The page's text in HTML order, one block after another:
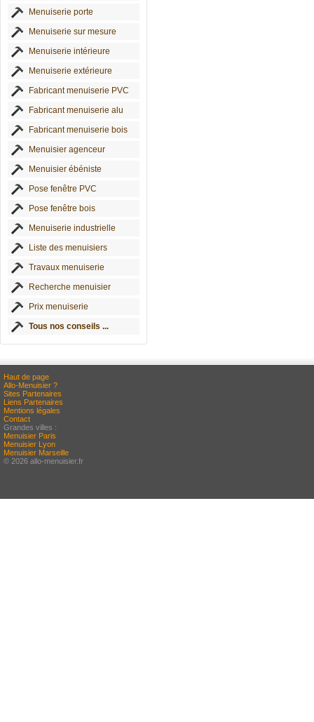
Menuiserie porte
Menuiserie sur mesure
Menuiserie intérieure
Menuiserie extérieure
Fabricant menuiserie PVC
Fabricant menuiserie alu
Fabricant menuiserie bois
Menuisier agenceur
Menuisier ébéniste
Pose fenêtre PVC
Pose fenêtre bois
Menuiserie industrielle
Liste des menuisiers
Travaux menuiserie
Recherche menuisier
Prix menuiserie
Tous nos conseils ...
Haut de page
Allo-Menuisier ?
Sites Partenaires
Liens Partenaires
Mentions légales
Contact
Grandes villes :
Menuisier Paris
Menuisier Lyon
Menuisier Marseille
© 2026 allo-menuisier.fr